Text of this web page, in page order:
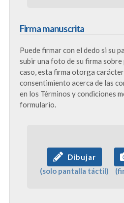
Firma manuscrita
Puede firmar con el dedo si su
subir una foto de su firma sobre
caso, esta firma otorga
consentimiento acerca de las
en los Términos y condiciones
formulario.
Dibujar
(solo pantalla táctil)